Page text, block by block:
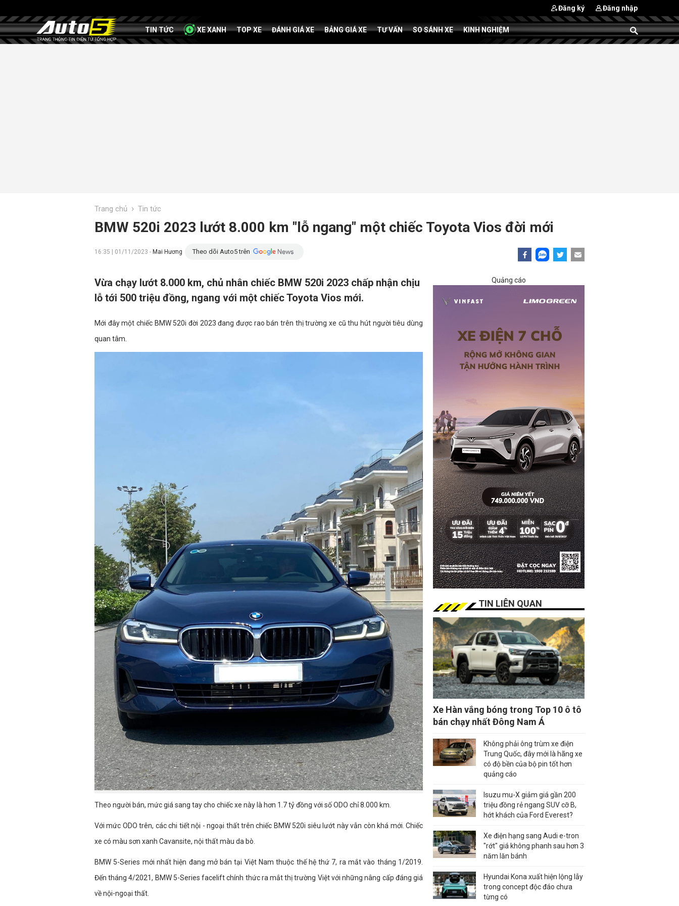
Đăng ký Đăng nhập
TIN TỨC XE XANH TOP XE ĐÁNH GIÁ XE BẢNG GIÁ XE TƯ VẤN SO SÁNH XE KINH NGHIỆM
Trang chủ › Tin tức
BMW 520i 2023 lướt 8.000 km "lỗ ngang" một chiếc Toyota Vios đời mới
16:35 | 01/11/2023 - Mai Hương Theo dõi Auto5 trên
Vừa chạy lướt 8.000 km, chủ nhân chiếc BMW 520i 2023 chấp nhận chịu
lỗ tới 500 triệu đồng, ngang với một chiếc Toyota Vios mới.
Mới đây một chiếc BMW 520i đời 2023 đang được rao bán trên thị trường xe cũ thu hút người tiêu dùng
quan tâm.
Theo người bán, mức giá sang tay cho chiếc xe này là hơn 1.7 tỷ đồng với số ODO chỉ 8.000 km.
Với mức ODO trên, các chi tiết nội - ngoại thất trên chiếc BMW 520i siêu lướt này vẫn còn khá mới. Chiếc
xe có màu sơn xanh Cavansite, nội thất màu da bò.
BMW 5-Series mới nhất hiện đang mở bán tại Việt Nam thuộc thế hệ thứ 7, ra mắt vào tháng 1/2019.
Đến tháng 4/2021, BMW 5-Series facelift chính thức ra mắt thị trường Việt với những nâng cấp đáng giá
về nội-ngoại thất.
Quảng cáo
TIN LIÊN QUAN
Xe Hàn vắng bóng trong Top 10 ô tô
bán chạy nhất Đông Nam Á
Không phải ông trùm xe điện
Trung Quốc, đây mới là hãng xe
có độ bền của bộ pin tốt hơn
quảng cáo
Isuzu mu-X giảm giá gần 200
triệu đồng rẻ ngang SUV cỡ B,
hớt khách của Ford Everest?
Xe điện hạng sang Audi e-tron
"rớt" giá không phanh sau hơn 3
năm lăn bánh
Hyundai Kona xuất hiện lộng lẫy
trong concept độc đáo chưa
từng có